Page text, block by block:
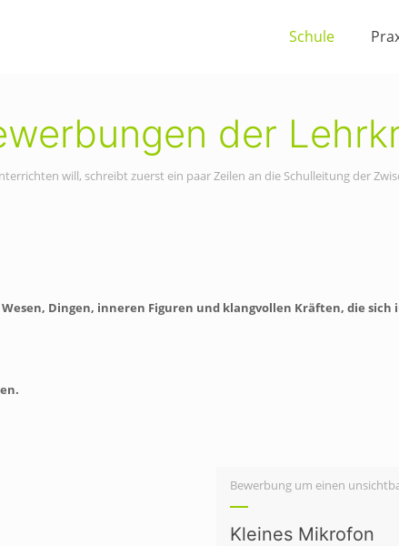
Schule
der
will, schreibt zuerst ein paar Zeilen an die Schulleitung der
Dingen, inneren Figuren und klangvollen Kräften, die
Bewerbung um einen
Kleines Mikrofon